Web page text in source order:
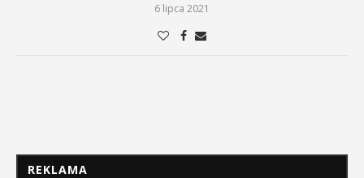
6 lipca 2021
REKLAMA